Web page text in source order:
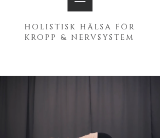
HOLISTISK HÄLSA FÖR
KROPP & NERVSYSTEM